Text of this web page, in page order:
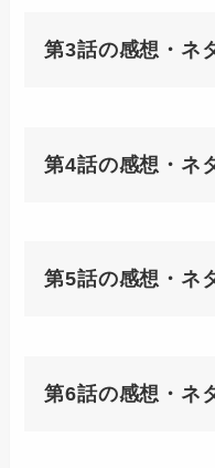
第3話の感想・
第4話の感想・
第5話の感想・
第6話の感想・